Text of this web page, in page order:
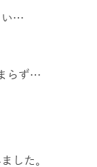
い…
らず…
した。